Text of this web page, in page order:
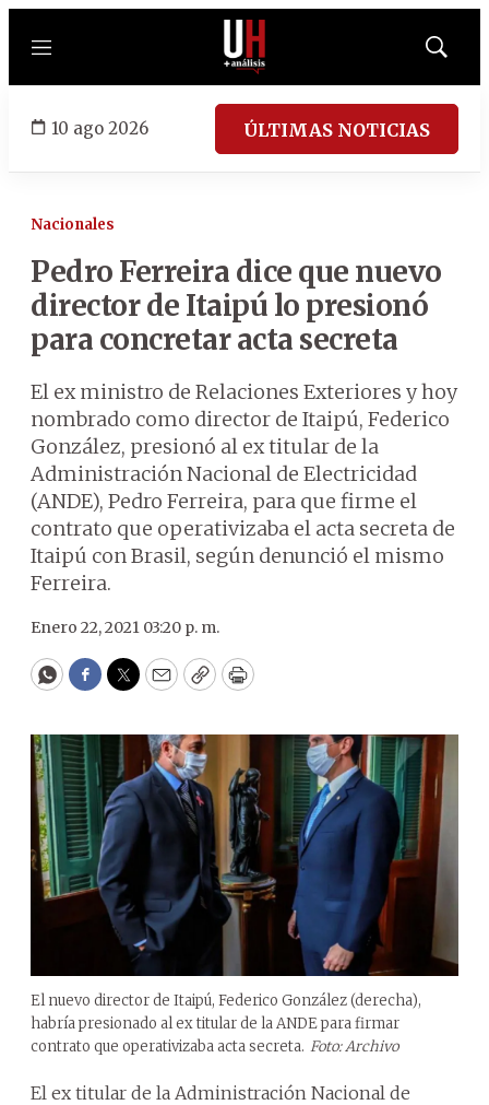
Menú
Mostrar
10 ago 2026 ÚLTIMAS NOTICIAS
Nacionales
Pedro Ferreira dice que nuevo
director de Itaipú lo presionó
para concretar acta secreta
El ex ministro de Relaciones Exteriores y hoy
nombrado como director de Itaipú, Federico
González, presionó al ex titular de la
Administración Nacional de Electricidad
(ANDE), Pedro Ferreira, para que firme el
contrato que operativizaba el acta secreta de
Itaipú con Brasil, según denunció el mismo
Ferreira.
Enero 22, 2021 03:20 p. m.
WhatsApp
Facebook
Twitter
EmailCopyPrint
El nuevo director de Itaipú, Federico González (derecha),
habría presionado al ex titular de la ANDE para firmar
contrato que operativizaba acta secreta. Foto: Archivo
El ex titular de la Administración Nacional de